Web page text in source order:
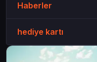
Haberler
hediye kartı